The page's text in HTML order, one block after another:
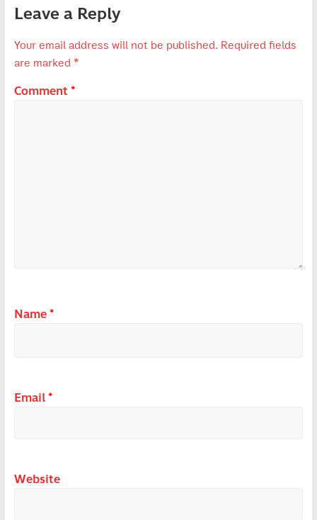
Leave a Reply
Your email address will not be published. Required fields
are marked *
Comment *
Name *
Email *
Website